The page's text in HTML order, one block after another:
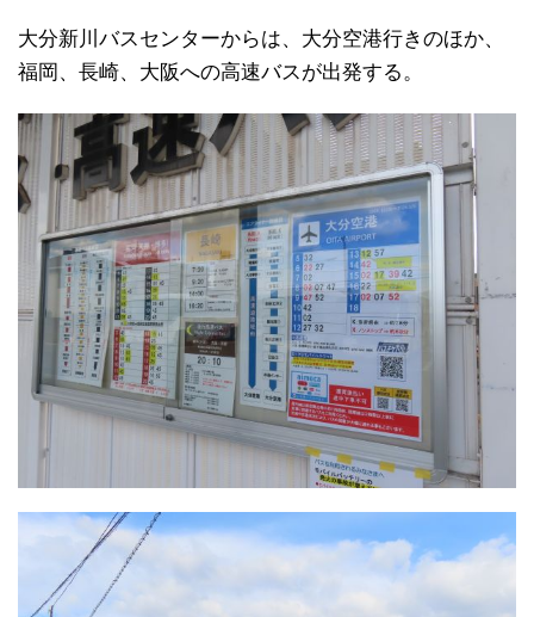
大分新川バスセンターからは、大分空港行きのほか、
福岡、長崎、大阪への高速バスが出発する。